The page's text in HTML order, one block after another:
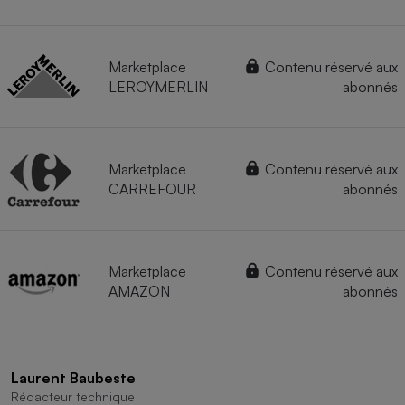
Marketplace
LEROYMERLIN
Contenu réservé aux
abonnés
Marketplace
CARREFOUR
Contenu réservé aux
abonnés
Marketplace
AMAZON
Contenu réservé aux
abonnés
Laurent Baubeste
Rédacteur technique